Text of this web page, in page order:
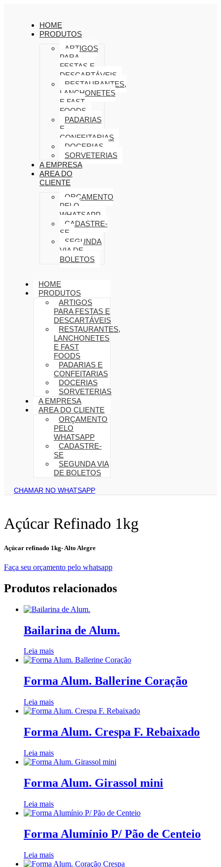
HOME
PRODUTOS
ARTIGOS
PARA
FESTAS E
DESCARTÁVEIS
RESTAURANTES,
LANCHONETES
E FAST
FOODS
PADARIAS
E
CONFEITARIAS
DOCERIAS
SORVETERIAS
A EMPRESA
AREA DO
CLIENTE
ORÇAMENTO
PELO
WHATSAPP
CADASTRE-
SE
SEGUNDA
VIA DE
BOLETOS
HOME
PRODUTOS
ARTIGOS
PARA FESTAS E
DESCARTÁVEIS
RESTAURANTES,
LANCHONETES
E FAST
FOODS
PADARIAS E
CONFEITARIAS
DOCERIAS
SORVETERIAS
A EMPRESA
AREA DO CLIENTE
ORÇAMENTO
PELO
WHATSAPP
CADASTRE-
SE
SEGUNDA VIA
DE BOLETOS
CHAMAR NO WHATSAPP
Açúcar Refinado 1kg
Açúcar refinado 1kg- Alto Alegre
Faça seu orçamento pelo whatsapp
Produtos relacionados
Bailarina de Alum.
Leia mais
Forma Alum. Ballerine Coração
Leia mais
Forma Alum. Crespa F. Rebaixado
Leia mais
Forma Alum. Girassol mini
Leia mais
Forma Alumínio P/ Pão de Centeio
Leia mais